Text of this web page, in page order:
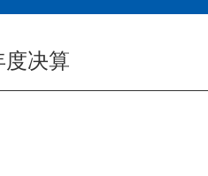
度决算